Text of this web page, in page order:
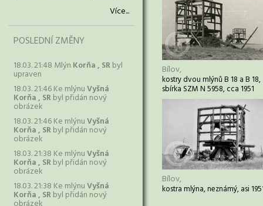
Více...
POSLEDNÍ ZMĚNY
18.03. 21:48 Mlýn Korňa , SRbyl
upraven
18.03. 21:46 Ke mlýnuVyšná
Korňa , SRbyl přidán nový
obrázek
18.03. 21:46 Ke mlýnuVyšná
Korňa , SRbyl přidán nový
obrázek
18.03. 21:38 Ke mlýnuVyšná
Korňa , SRbyl přidán nový
obrázek
18.03. 21:38 Ke mlýnuVyšná
Korňa , SRbyl přidán nový
Bílov,
kostry dvou mlýnů B 18 a B 18,
sbírka SZM N 5958, cca 1951
Bílov,
kostra mlýna, neznámý, asi